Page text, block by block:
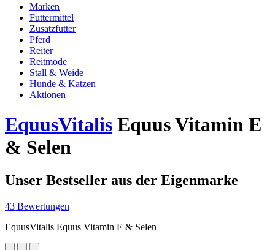
Marken
Futtermittel
Zusatzfutter
Pferd
Reiter
Reitmode
Stall & Weide
Hunde & Katzen
Aktionen
EquusVitalis Equus Vitamin E
& Selen
Unser Bestseller aus der Eigenmarke
43 Bewertungen
EquusVitalis Equus Vitamin E & Selen